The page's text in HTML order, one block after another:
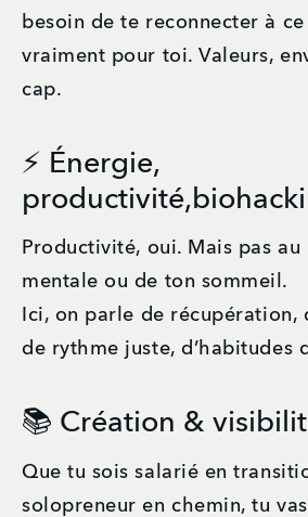
besoin de te reconnecter à
vraiment pour toi. Valeurs,
cap.
⚡ Énergie,
Productivité, oui. Mais pas
mentale ou de ton sommeil.
Ici, on parle de récupération,
de rythme juste, d’habitudes
📚 Création &
Que tu sois salarié en
solopreneur en chemin, tu